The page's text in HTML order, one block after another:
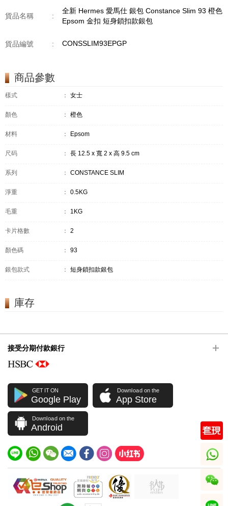
貨品名稱 :
全新 Hermes 愛馬仕 銀包 Constance Slim 93 橙色
Epsom 金扣 短身鎖扣款銀包
貨品編號 : CONSSLIM93EPGP
商品參數
樣式 ： 女士
顏色 ： 橙色
材料 ： Epsom
尺码 ： 長 12.5 x 寬 2 x 高 9.5 cm
系列 ： CONSTANCE SLIM
淨重 ： 0.5KG
毛重 ： 1KG
卡片格數 ： 2
顏色碼 ： 93
銀包款式 ： 短身鎖扣款銀包
庫存
接受分期付款銀行
GET IT ON
Google Play
Download on the
App Store
Download on the
Android
whatsapp